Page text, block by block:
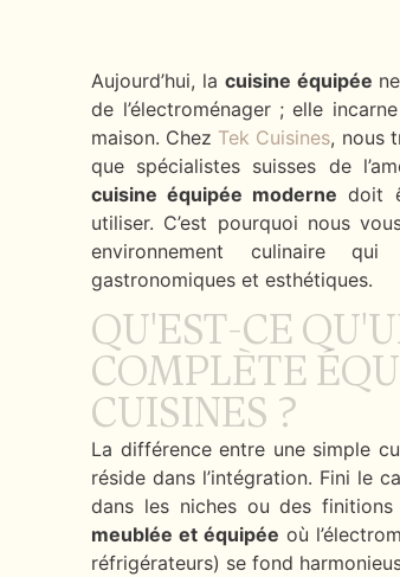
Aujourd’hui, la cuisine équipée
de l’électroménager ; elle
maison. Chez Tek Cuisines, nous
que spécialistes suisses de
cuisine équipée moderne doit
utiliser. C’est pourquoi nous
environnement culinaire
gastronomiques et esthétiques.
QU'EST-CE
COMPLÈTE
CUISINES ?
La différence entre une simple
réside dans l’intégration. Fini le
dans les niches ou des
meublée et équipée où
réfrigérateurs) se fond